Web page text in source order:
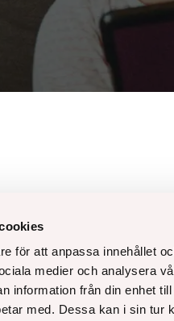
för att anpassa innehållet
medier och analysera
information från din enhet
med. Dessa kan i sin tur